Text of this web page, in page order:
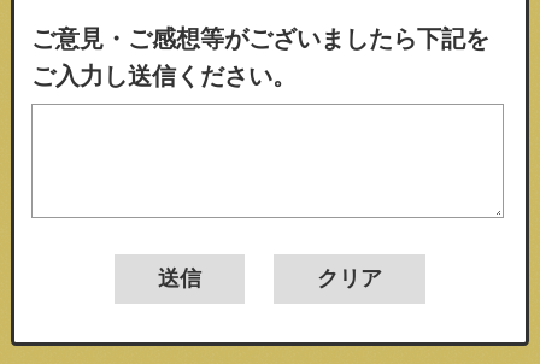
ご意見・ご感想等がございましたら下記を
ご入力し送信ください。